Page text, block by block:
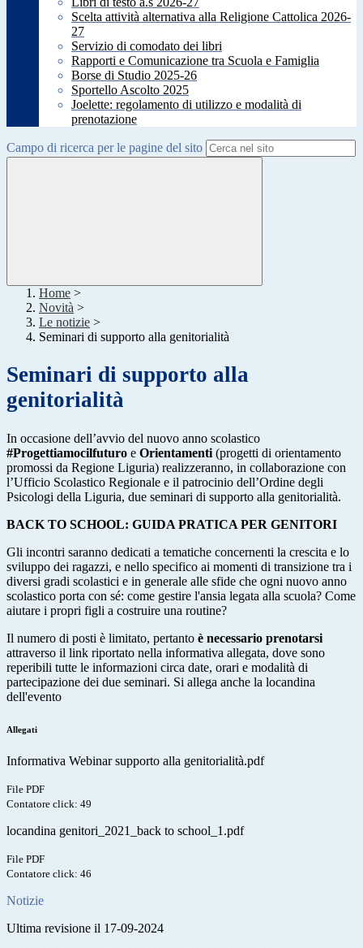
Scelta attività alternativa alla Religione Cattolica 2026-
27
Servizio di comodato dei libri
Rapporti e Comunicazione tra Scuola e Famiglia
Borse di Studio 2025-26
Sportello Ascolto 2025
Joelette: regolamento di utilizzo e modalità di
prenotazione
Campo di ricerca per le pagine del sito
Home >
Novità >
Le notizie >
Seminari di supporto alla genitorialità
Seminari di supporto alla
genitorialità
In occasione dell’avvio del nuovo anno scolastico
#Progettiamocilfuturo e Orientamenti (progetti di orientamento
promossi da Regione Liguria) realizzeranno, in collaborazione con
l’Ufficio Scolastico Regionale e il patrocinio dell’Ordine degli
Psicologi della Liguria, due seminari di supporto alla genitorialità.
BACK TO SCHOOL: GUIDA PRATICA PER GENITORI
Gli incontri saranno dedicati a tematiche concernenti la crescita e lo
sviluppo dei ragazzi, e nello specifico ai momenti di transizione tra i
diversi gradi scolastici e in generale alle sfide che ogni nuovo anno
scolastico porta con sé: come gestire l'ansia legata alla scuola? Come
aiutare i propri figli a costruire una routine?
Il numero di posti è limitato, pertanto è necessario prenotarsi
attraverso il link riportato nella informativa allegata, dove sono
reperibili tutte le informazioni circa date, orari e modalità di
partecipazione dei due seminari. Si allega anche la locandina
dell'evento
Allegati
Informativa Webinar supporto alla genitorialità.pdf
File PDF
Contatore click: 49
locandina genitori_2021_back to school_1.pdf
File PDF
Contatore click: 46
Notizie
Ultima revisione il 17-09-2024